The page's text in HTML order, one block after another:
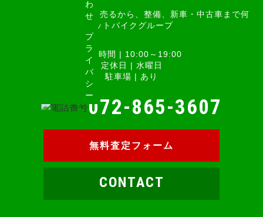
わ
せ
プ
ラ
イ
バ
シ
ー
バイクを探す・買う・売るから、整備、新車・中古車まで何
でも揃う。 アウトレットバイクグループ
営業時間 | 10:00～19:00
定休日 | 水曜日
駐車場 | あり
072-865-3607
無料査定フォーム
CONTACT